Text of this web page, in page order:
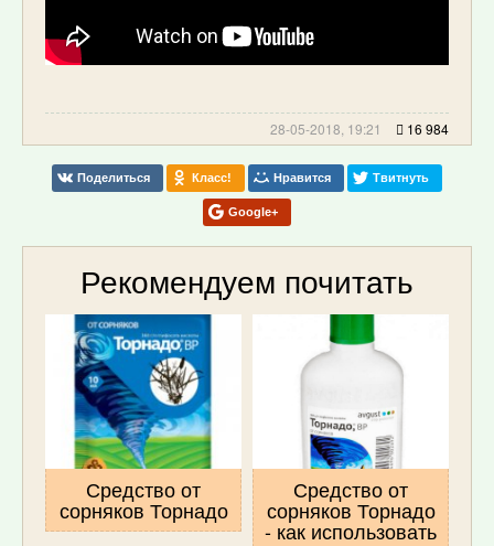
28-05-2018, 19:21 16 984
Поделиться Класс! Нравится Твитнуть
Google+
Рекомендуем почитать
Средство от
сорняков Торнадо
Средство от
сорняков Торнадо
- как использовать